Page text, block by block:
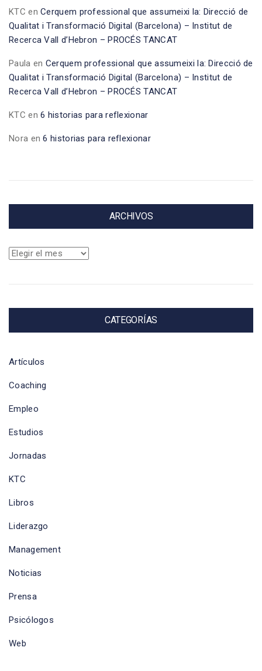
KTC enCerquem professional que assumeixi la: Direcció de
Qualitat i Transformació Digital (Barcelona) – Institut de
Recerca Vall d’Hebron – PROCÉS TANCAT
Paula en Cerquem professional que assumeixi la: Direcció de
Qualitat i Transformació Digital (Barcelona) – Institut de
Recerca Vall d’Hebron – PROCÉS TANCAT
KTC en6 historias para reflexionar
Nora en6 historias para reflexionar
ARCHIVOS
Archivos
CATEGORÍAS
Artículos
Coaching
Empleo
Estudios
Jornadas
KTC
Libros
Liderazgo
Management
Noticias
Prensa
Psicólogos
Web